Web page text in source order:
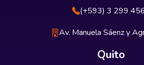
(+593) 3 299
Av. Manuela Sáenz y
Quito